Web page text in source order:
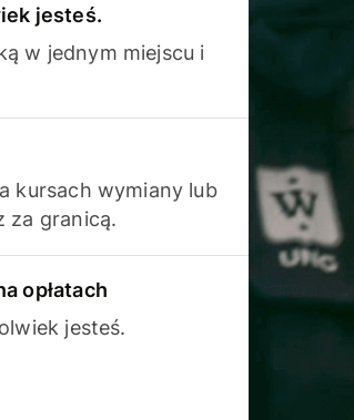
jesteś.
w jednym miejscu i
kursach wymiany lub
za granicą.
opłatach
jesteś.